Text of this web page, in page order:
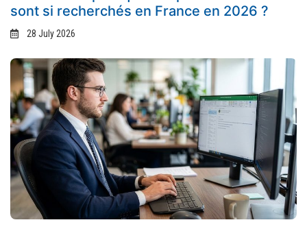
sont si recherchés en France en 2026 ?
28 July 2026